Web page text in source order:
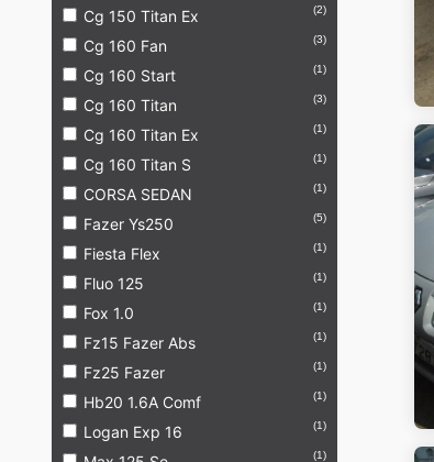
Cg 150 Titan Ex (2)
Cg 160 Fan (3)
Cg 160 Start (1)
Cg 160 Titan (3)
Cg 160 Titan Ex (1)
Cg 160 Titan S (1)
CORSA SEDAN (1)
Fazer Ys250 (5)
Fiesta Flex (1)
Fluo 125 (1)
Fox 1.0 (1)
Fz15 Fazer Abs (1)
Fz25 Fazer (1)
Hb20 1.6A Comf (1)
Logan Exp 16 (1)
(1)